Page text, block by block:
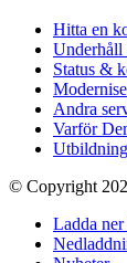
Hitta en
Status &
Andra
Varför
Utbildning
© Copyright
Ladda